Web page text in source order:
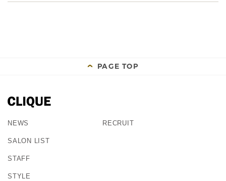
PAGE TOP
NEWS
SALON LIST
STAFF
STYLE
RECRUIT